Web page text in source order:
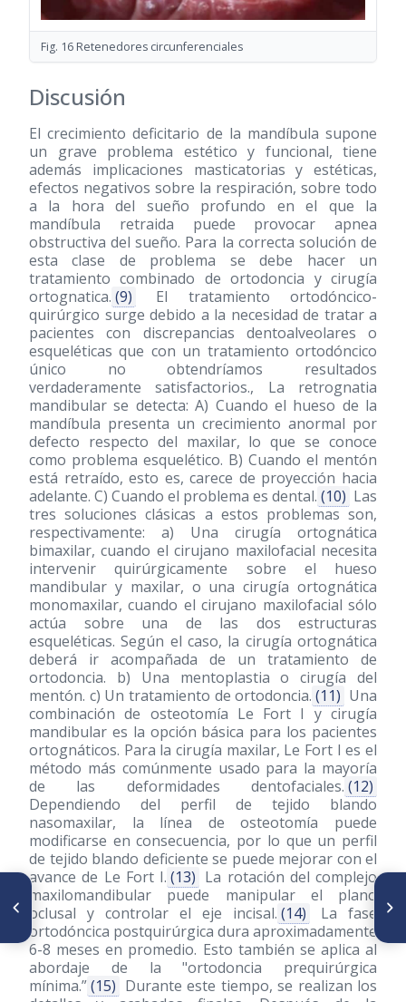
Fig. 16 Retenedores circunferenciales
Discusión
El crecimiento deficitario de la mandíbula supone
un grave problema estético y funcional, tiene
además implicaciones masticatorias y estéticas,
efectos negativos sobre la respiración, sobre todo
a la hora del sueño profundo en el que la
mandíbula retraida puede provocar apnea
obstructiva del sueño. Para la correcta solución de
esta clase de problema se debe hacer un
tratamiento combinado de ortodoncia y cirugía
ortognatica. (9)
El tratamiento ortodóncico-
quirúrgico surge debido a la necesidad de tratar a
pacientes con discrepancias dentoalveolares o
esqueléticas que con un tratamiento ortodóncico
único no obtendríamos resultados
verdaderamente satisfactorios., La retrognatia
mandibular se detecta: A) Cuando el hueso de la
mandíbula presenta un crecimiento anormal por
defecto respecto del maxilar, lo que se conoce
como problema esquelético. B) Cuando el mentón
está retraído, esto es, carece de proyección hacia
adelante. C) Cuando el problema es dental. (10) Las
tres soluciones clásicas a estos problemas son,
respectivamente: a) Una cirugía ortognática
bimaxilar, cuando el cirujano maxilofacial necesita
intervenir quirúrgicamente sobre el hueso
mandibular y maxilar, o una cirugía ortognática
monomaxilar, cuando el cirujano maxilofacial sólo
actúa sobre una de las dos estructuras
esqueléticas. Según el caso, la cirugía ortognática
deberá ir acompañada de un tratamiento de
ortodoncia. b) Una mentoplastia o cirugía del
mentón. c) Un tratamiento de ortodoncia. (11) Una
combinación de osteotomía Le Fort I y cirugía
mandibular es la opción básica para los pacientes
ortognáticos. Para la cirugía maxilar, Le Fort I es el
método más comúnmente usado para la mayoría
de las deformidades dentofaciales. (12)
Dependiendo del perfil de tejido blando
nasomaxilar, la línea de osteotomía puede
modificarse en consecuencia, por lo que un perfil
de tejido blando deficiente se puede mejorar con el
avance de Le Fort I. (13) La rotación del complejo
maxilomandibular puede manipular el plano
oclusal y controlar el eje incisal. (14)
La fase
ortodóncica postquirúrgica dura aproximadamente
6-8 meses en promedio. Esto también se aplica al
abordaje de la "ortodoncia prequirúrgica
mínima.”(15) Durante este tiempo, se realizan los
ARTÍCULO ANTERIOR
Aceleración del tratamiento de
ortodoncia: técnicas de
activación biológica
SIGUIENTE ARTÍCULO
Contributing to orthodontic
treatment uptake